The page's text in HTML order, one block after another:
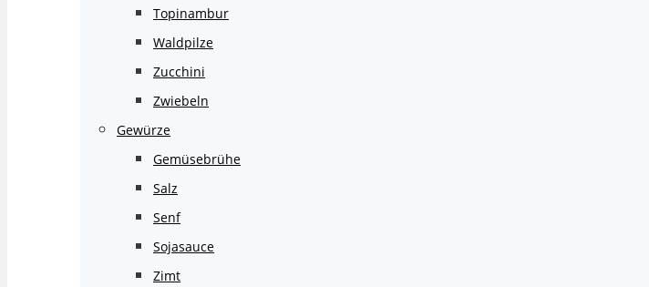
Topinambur
Waldpilze
Zucchini
Zwiebeln
Gewürze
Gemüsebrühe
Salz
Senf
Sojasauce
Zimt